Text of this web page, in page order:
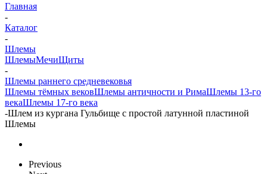
Главная
-
Каталог
-
Шлемы
ШлемыМечиЩиты
-
Шлемы раннего средневековья
Шлемы тёмных вековШлемы античности и РимаШлемы 13-го
векаШлемы 17-го века
-Шлем из кургана Гульбище с простой латунной пластиной
Шлемы
Previous